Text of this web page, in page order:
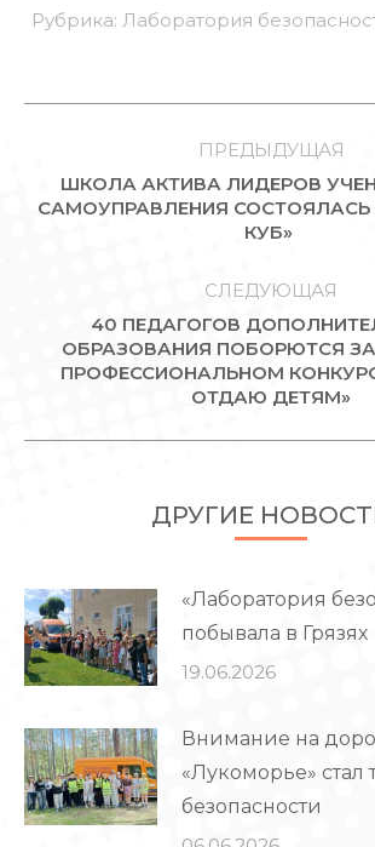
Рубрика: Лаборатория
ЗАПИСЯМ
ПРЕДЫДУЩАЯ
запись:
ШКОЛА АКТИВА ЛИДЕРОВ
САМОУПРАВЛЕНИЯ СОСТОЯЛАСЬ
КУБ»
СЛЕДУЮЩАЯ
запись:
40 ПЕДАГОГОВ
ОБРАЗОВАНИЯ ПОБОРЮТСЯ
ПРОФЕССИОНАЛЬНОМ
ОТДАЮ ДЕТЯМ»
ДРУГИЕ
«Лаборатория
побывала в Грязях
19.06.2026
Внимание на
«Лукоморье» стал
безопасности